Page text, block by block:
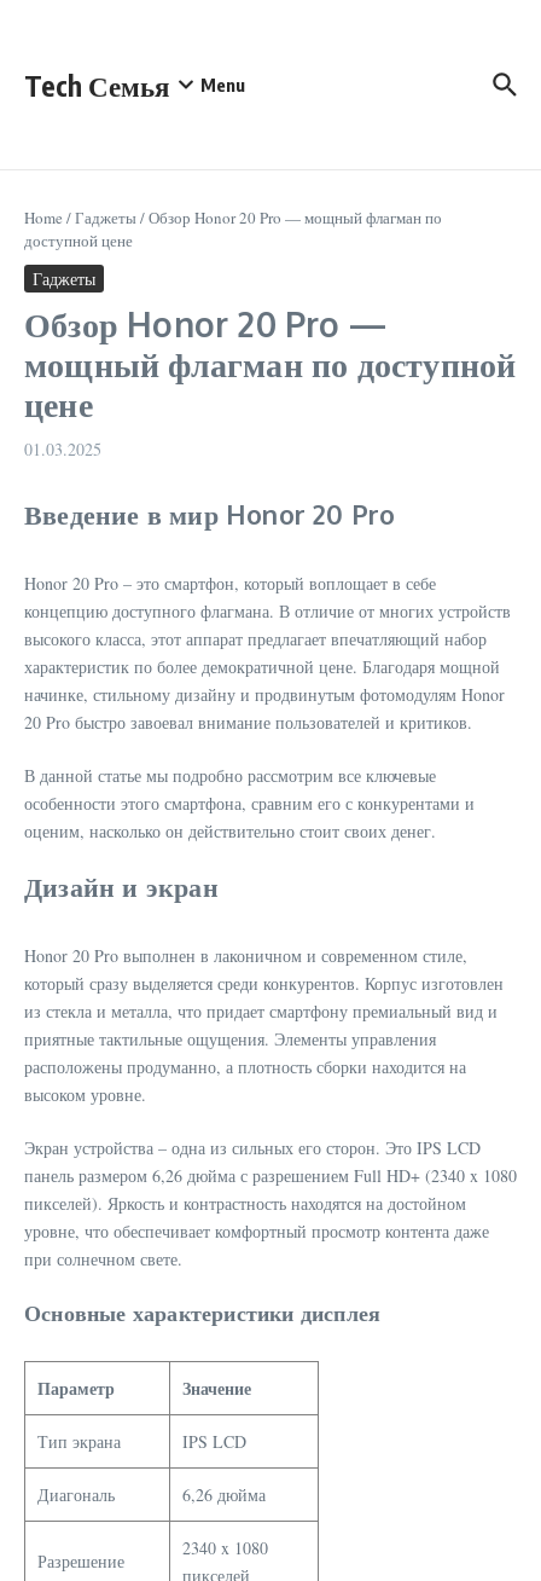
Tech Семья Menu
Home /Гаджеты/Обзор Honor 20 Pro — мощный флагман по
доступной цене
Гаджеты
Обзор Honor 20 Pro —
мощный флагман по доступной
цене
01.03.2025
Введение в мир Honor 20 Pro
Honor 20 Pro – это смартфон, который воплощает в себе
концепцию доступного флагмана. В отличие от многих устройств
высокого класса, этот аппарат предлагает впечатляющий набор
характеристик по более демократичной цене. Благодаря мощной
начинке, стильному дизайну и продвинутым фотомодулям Honor
20 Pro быстро завоевал внимание пользователей и критиков.
В данной статье мы подробно рассмотрим все ключевые
особенности этого смартфона, сравним его с конкурентами и
оценим, насколько он действительно стоит своих денег.
Дизайн и экран
Honor 20 Pro выполнен в лаконичном и современном стиле,
который сразу выделяется среди конкурентов. Корпус изготовлен
из стекла и металла, что придает смартфону премиальный вид и
приятные тактильные ощущения. Элементы управления
расположены продуманно, а плотность сборки находится на
высоком уровне.
Экран устройства – одна из сильных его сторон. Это IPS LCD
панель размером 6,26 дюйма с разрешением Full HD+ (2340 x 1080
пикселей). Яркость и контрастность находятся на достойном
уровне, что обеспечивает комфортный просмотр контента даже
при солнечном свете.
Основные характеристики дисплея
Параметр Значение
Тип экрана IPS LCD
Диагональ 6,26 дюйма
Разрешение
2340 x 1080
пикселей